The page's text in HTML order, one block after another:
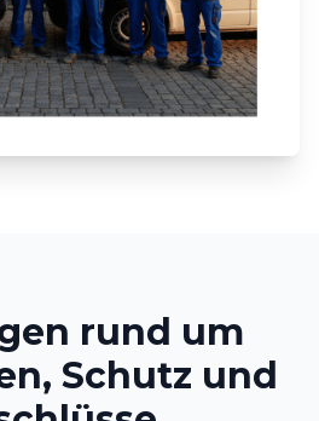
rund um
Schutz und